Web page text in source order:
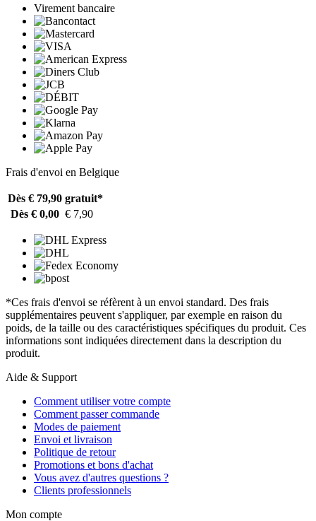
Virement bancaire
Frais d'envoi en Belgique
Dès € 79,90 gratuit*
Dès € 0,00 € 7,90
*Ces frais d'envoi se réfèrent à un envoi standard. Des frais
supplémentaires peuvent s'appliquer, par exemple en raison du
poids, de la taille ou des caractéristiques spécifiques du produit. Ces
informations sont indiquées directement dans la description du
produit.
Aide & Support
Comment utiliser votre compte
Comment passer commande
Modes de paiement
Envoi et livraison
Politique de retour
Promotions et bons d'achat
Vous avez d'autres questions ?
Clients professionnels
Mon compte